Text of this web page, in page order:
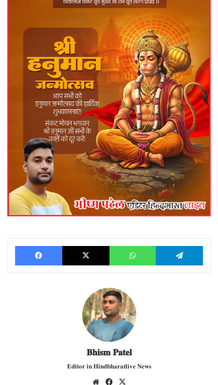
Facebook X WhatsApp
𝐁𝐡𝐢𝐬𝐦 𝐏𝐚𝐭𝐞𝐥
𝐄𝐝𝐢𝐭𝐨𝐫 𝐢𝐧 𝐇𝐢𝐧𝐝𝐛𝐡𝐚𝐫𝐚𝐭𝐥𝐢𝐯𝐞 𝐍𝐞𝐰𝐬
We Fac